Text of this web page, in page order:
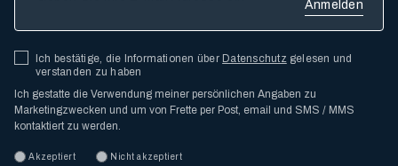
Ich bestätige, die Informationen überDatenschutz gelesen und
verstanden zu haben
Ich gestatte die Verwendung meiner persönlichen Angaben zu
Marketingzwecken und um von Frette per Post, email und SMS / MMS
kontaktiert zu werden.
Akzeptiert Nicht akzeptiert